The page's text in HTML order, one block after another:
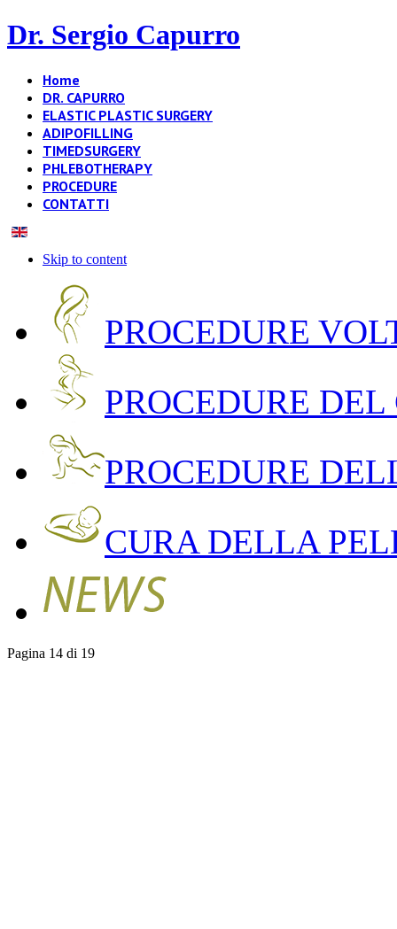
Dr. Sergio Capurro
Home
DR. CAPURRO
ELASTIC PLASTIC SURGERY
ADIPOFILLING
TIMEDSURGERY
PHLEBOTHERAPY
PROCEDURE
CONTATTI
Skip to content
PROCEDURE
PROCEDURE DEL
PROCEDURE
CURA DELLA
Pagina 14 di 19